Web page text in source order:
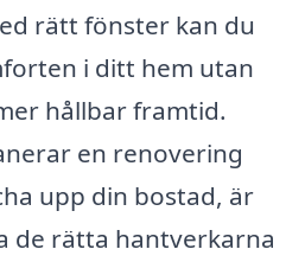
rätt fönster kan du
i ditt hem utan
hållbar framtid.
en renovering
upp din bostad, är
de rätta hantverkarna